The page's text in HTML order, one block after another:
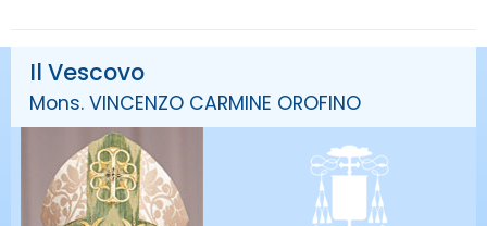
Il Vescovo
Mons. VINCENZO CARMINE OROFINO